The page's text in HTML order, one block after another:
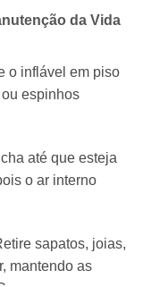
da Vida
o inflável em piso
espinhos
até que esteja
o ar interno
sapatos, joias,
mantendo as